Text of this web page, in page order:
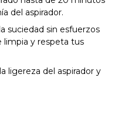
del aspirador.
suciedad sin esfuerzos
limpia y respeta tus
ligereza del aspirador y